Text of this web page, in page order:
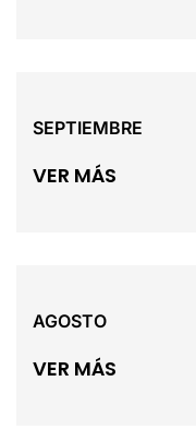
SEPTIEMBRE
VER MÁS
AGOSTO
VER MÁS